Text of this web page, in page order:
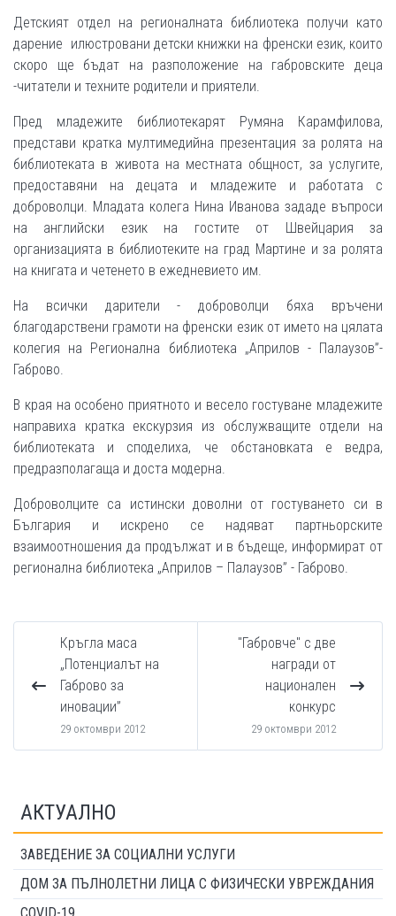
Детският отдел на регионалната библиотека получи като
дарение илюстровани детски книжки на френски език, които
скоро ще бъдат на разположение на габровските деца
-читатели и техните родители и приятели.
Пред младежите библиотекарят Румяна Карамфилова,
представи кратка мултимедийна презентация за ролята на
библиотеката в живота на местната общност, за услугите,
предоставяни на децата и младежите и работата с
доброволци. Младата колега Нина Иванова зададе въпроси
на английски език на гостите от Швейцария за
организацията в библиотеките на град Мартине и за ролята
на книгата и четенето в ежедневието им.
На всички дарители - доброволци бяха връчени
благодарствени грамоти на френски език от името на цялата
колегия на Регионална библиотека „Априлов - Палаузов”-
Габрово.
В края на особено приятното и весело гостуване младежите
направиха кратка екскурзия из обслужващите отдели на
библиотеката и споделиха, че обстановката е ведра,
предразполагаща и доста модерна.
Доброволците са истински доволни от гостуването си в
България и искрено се надяват партньорските
взаимоотношения да продължат и в бъдеще, информират от
регионална библиотека „Априлов – Палаузов” - Габрово.
Кръгла маса
„Потенциалът на
Габрово за
иновации”
29 октомври 2012
"Габровче" с две
награди от
национален
конкурс
29 октомври 2012
АКТУАЛНО
ЗАВЕДЕНИЕ ЗА СОЦИАЛНИ УСЛУГИ
ДОМ ЗА ПЪЛНОЛЕТНИ ЛИЦА С ФИЗИЧЕСКИ УВРЕЖДАНИЯ